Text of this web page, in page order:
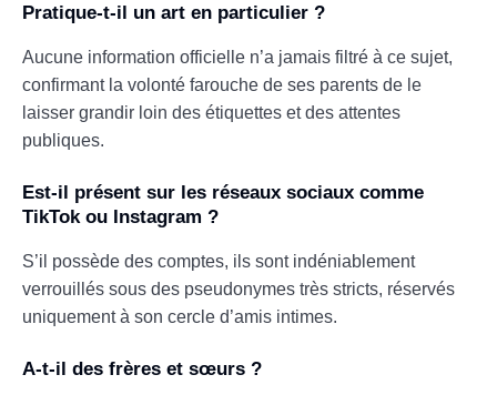
Pratique-t-il un art en particulier ?
Aucune information officielle n’a jamais filtré à ce sujet,
confirmant la volonté farouche de ses parents de le
laisser grandir loin des étiquettes et des attentes
publiques.
Est-il présent sur les réseaux sociaux comme
TikTok ou Instagram ?
S’il possède des comptes, ils sont indéniablement
verrouillés sous des pseudonymes très stricts, réservés
uniquement à son cercle d’amis intimes.
A-t-il des frères et sœurs ?